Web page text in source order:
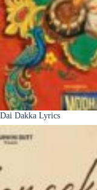
Dai Dakka Lyrics